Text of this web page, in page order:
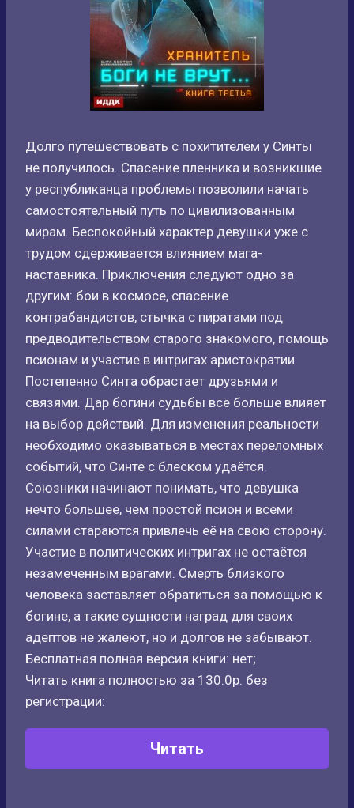
Долго путешествовать с похитителем у Синты
не получилось. Спасение пленника и возникшие
у республиканца проблемы позволили начать
самостоятельный путь по цивилизованным
мирам. Беспокойный характер девушки уже с
трудом сдерживается влиянием мага-
наставника. Приключения следуют одно за
другим: бои в космосе, спасение
контрабандистов, стычка с пиратами под
предводительством старого знакомого, помощь
псионам и участие в интригах аристократии.
Постепенно Синта обрастает друзьями и
связями. Дар богини судьбы всё больше влияет
на выбор действий. Для изменения реальности
необходимо оказываться в местах переломных
событий, что Синте с блеском удаётся.
Союзники начинают понимать, что девушка
нечто большее, чем простой псион и всеми
силами стараются привлечь её на свою сторону.
Участие в политических интригах не остаётся
незамеченным врагами. Смерть близкого
человека заставляет обратиться за помощью к
богине, а такие сущности наград для своих
адептов не жалеют, но и долгов не забывают.
Бесплатная полная версия книги: нет;
Читать книга полностью за 130.0р. без
регистрации:
Читать